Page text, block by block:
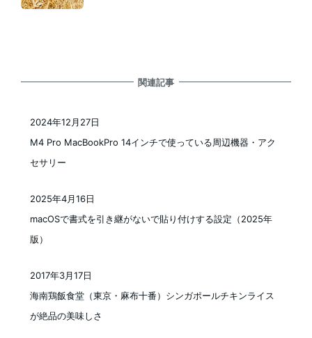
関連記事
M4 Pro MacBookPro 14インチで使っている周辺機器・アク
セサリー
2024年12月27日
macOSで書式を引き継がないで貼り付けする設定（2025年
版）
2025年4月16日
海南鶏飯食堂（東京・麻布十番）シンガポールチキンライス
が絶品の美味しさ
投稿日
2017年3月17日